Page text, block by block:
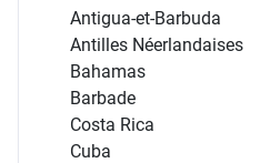
Antigua-et-Barbuda
Antilles Néerlandaises
Bahamas
Barbade
Costa Rica
Cuba